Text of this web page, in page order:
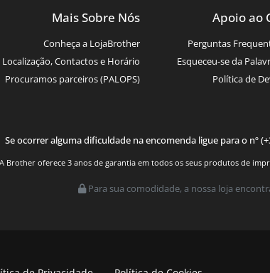
Mais Sobre Nós
Conheça a LojaBrother
Localização, Contactos e Horário
Procuramos parceiros (PALOPS)
Apoio ao
Perguntas
Esqueceu-se da
Política de
Se ocorrer alguma dificuldade na encomenda ligue para o nº
A Brother oferece 3 anos de garantia em todos os seus produtos de
Para sua comodidade, a nossa loja